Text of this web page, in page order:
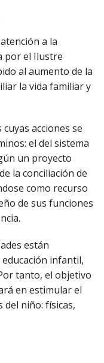
a la
por el Ilustre
al aumento de la
la vida familiar y
acciones se
el del sistema
un proyecto
la conciliación de
como recurso
de sus funciones
están
infantil,
tanto, el objetivo
en estimular el
del niño: físicas,